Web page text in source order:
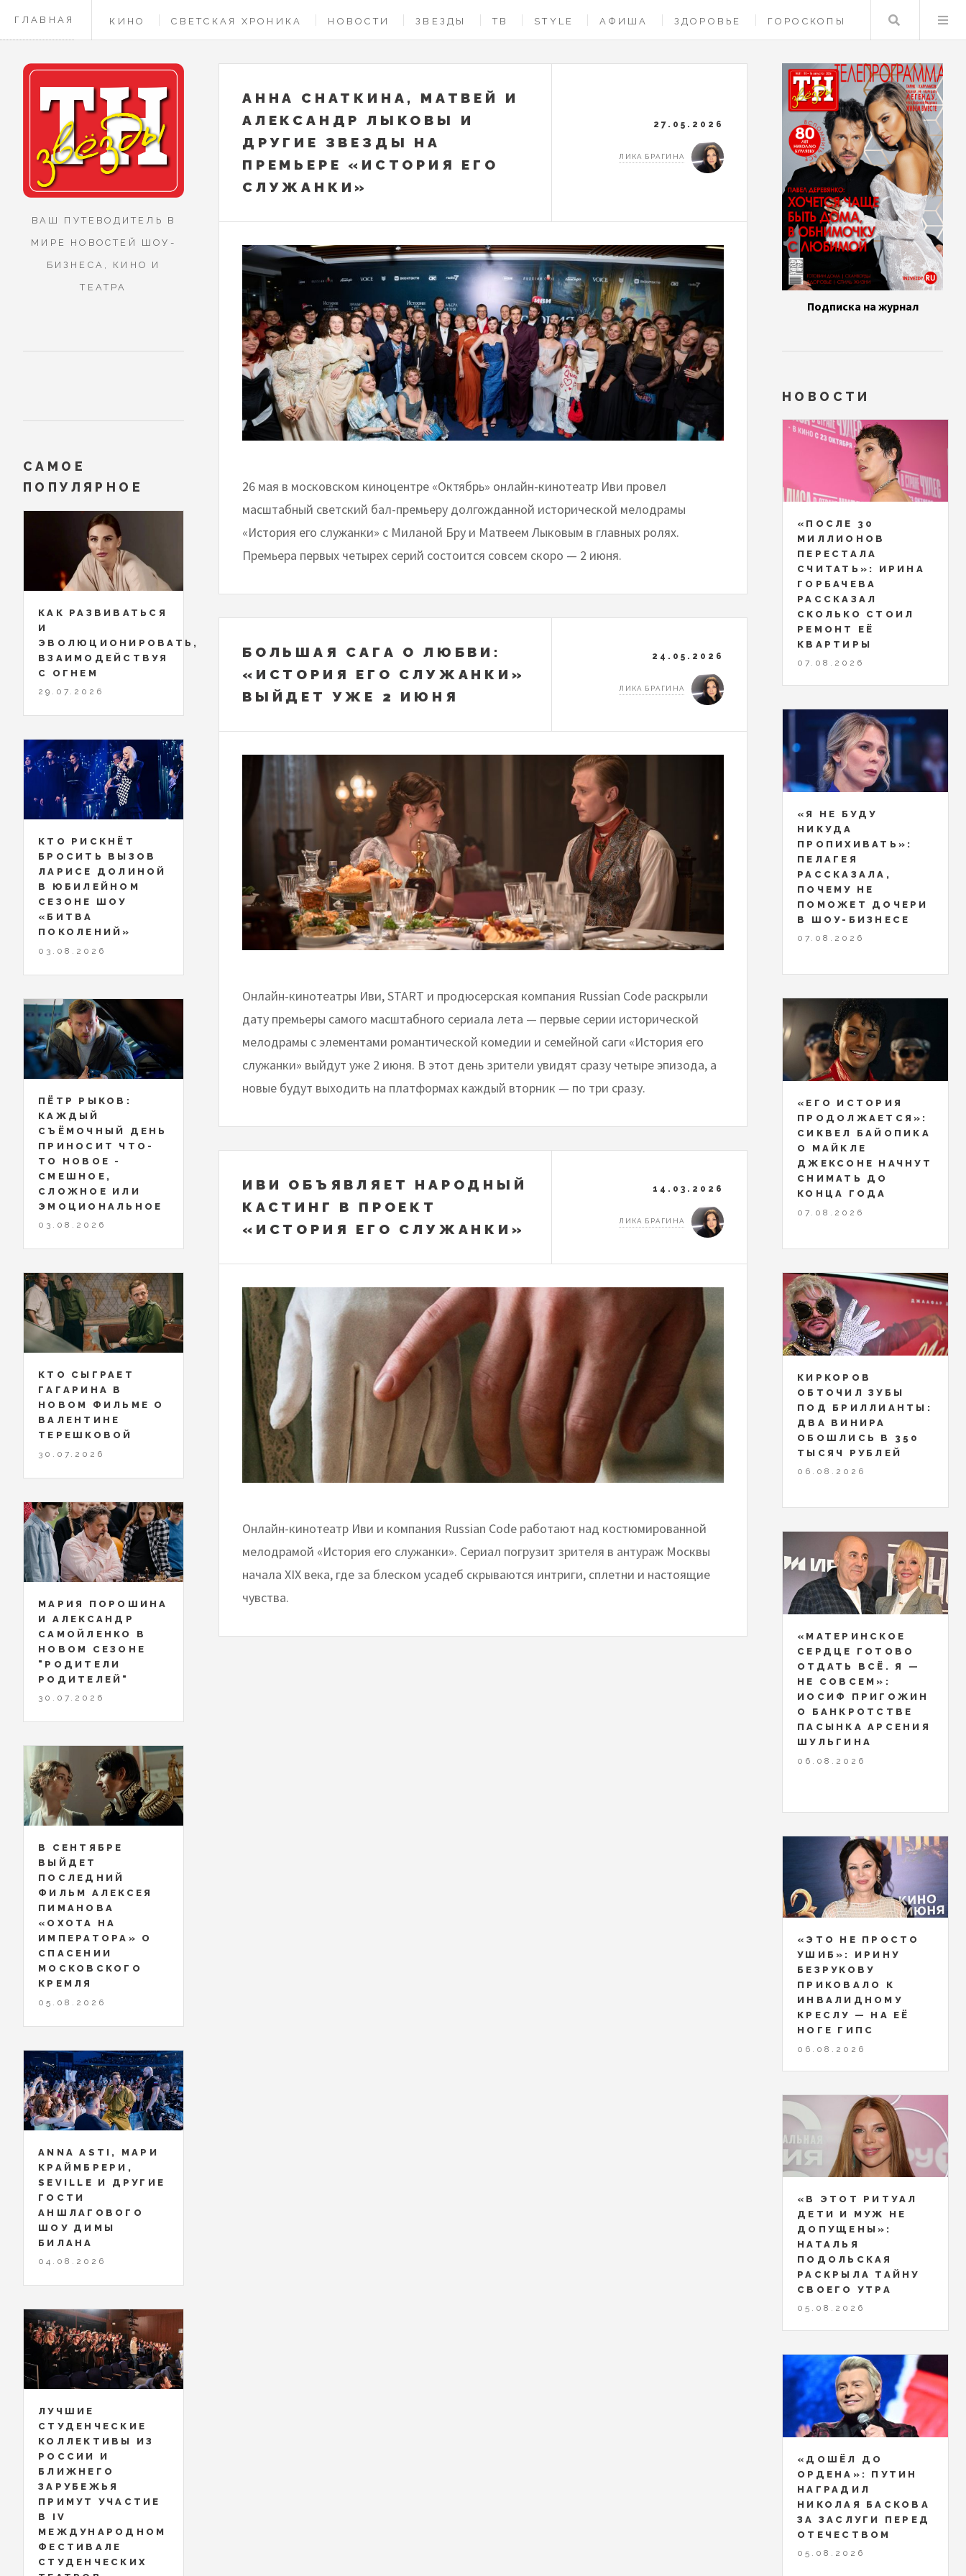
ГЛАВНАЯ КИНО СВЕТСКАЯ ХРОНИКА НОВОСТИ ЗВЕЗДЫ ТВ STYLE АФИША ЗДОРОВЬЕ ГОРОСКОПЫ
КОНТАКТЫ
Поиск
АННА СНАТКИНА, МАТВЕЙ И
АЛЕКСАНДР ЛЫКОВЫ И
ДРУГИЕ ЗВЕЗДЫ НА
ПРЕМЬЕРЕ «ИСТОРИЯ ЕГО
СЛУЖАНКИ»
27.05.2026
ЛИКА БРАГИНА
26 мая в московском киноцентре «Октябрь» онлайн-кинотеатр Иви провел
масштабный светский бал-премьеру долгожданной исторической мелодрамы
«История его служанки» с Миланой Бру и Матвеем Лыковым в главных ролях.
Премьера первых четырех серий состоится совсем скоро — 2 июня.
БОЛЬШАЯ САГА О ЛЮБВИ:
«ИСТОРИЯ ЕГО СЛУЖАНКИ»
ВЫЙДЕТ УЖЕ 2 ИЮНЯ
24.05.2026
ЛИКА БРАГИНА
Онлайн-кинотеатры Иви, START и продюсерская компания Russian Code раскрыли
дату премьеры самого масштабного сериала лета — первые серии исторической
мелодрамы с элементами романтической комедии и семейной саги «История его
служанки» выйдут уже 2 июня. В этот день зрители увидят сразу четыре эпизода, а
новые будут выходить на платформах каждый вторник — по три сразу.
ИВИ ОБЪЯВЛЯЕТ НАРОДНЫЙ
КАСТИНГ В ПРОЕКТ
«ИСТОРИЯ ЕГО СЛУЖАНКИ»
14.03.2026
ЛИКА БРАГИНА
Онлайн-кинотеатр Иви и компания Russian Code работают над костюмированной
мелодрамой «История его служанки». Сериал погрузит зрителя в антураж Москвы
начала XIX века, где за блеском усадеб скрываются интриги, сплетни и настоящие
чувства.
ВАШ ПУТЕВОДИТЕЛЬ В
МИРЕ НОВОСТЕЙ ШОУ-
БИЗНЕСА, КИНО И
ТЕАТРА
САМОЕ
ПОПУЛЯРНОЕ
КАК РАЗВИВАТЬСЯ
И
ЭВОЛЮЦИОНИРОВАТЬ,
ВЗАИМОДЕЙСТВУЯ
С ОГНЕМ
29.07.2026
КТО РИСКНЁТ
БРОСИТЬ ВЫЗОВ
ЛАРИСЕ ДОЛИНОЙ
В ЮБИЛЕЙНОМ
СЕЗОНЕ ШОУ
«БИТВА
ПОКОЛЕНИЙ»
03.08.2026
ПЁТР РЫКОВ:
КАЖДЫЙ
СЪЁМОЧНЫЙ ДЕНЬ
ПРИНОСИТ ЧТО-
ТО НОВОЕ -
СМЕШНОЕ,
СЛОЖНОЕ ИЛИ
ЭМОЦИОНАЛЬНОЕ
03.08.2026
КТО СЫГРАЕТ
ГАГАРИНА В
НОВОМ ФИЛЬМЕ О
ВАЛЕНТИНЕ
ТЕРЕШКОВОЙ
30.07.2026
МАРИЯ ПОРОШИНА
И АЛЕКСАНДР
САМОЙЛЕНКО В
НОВОМ СЕЗОНЕ
"РОДИТЕЛИ
РОДИТЕЛЕЙ"
30.07.2026
В СЕНТЯБРЕ
ВЫЙДЕТ
ПОСЛЕДНИЙ
ФИЛЬМ АЛЕКСЕЯ
ПИМАНОВА
«ОХОТА НА
ИМПЕРАТОРА» О
СПАСЕНИИ
МОСКОВСКОГО
КРЕМЛЯ
05.08.2026
ANNA ASTI, МАРИ
КРАЙМБРЕРИ,
SEVILLE И ДРУГИЕ
ГОСТИ
АНШЛАГОВОГО
ШОУ ДИМЫ
БИЛАНА
04.08.2026
ЛУЧШИЕ
СТУДЕНЧЕСКИЕ
КОЛЛЕКТИВЫ ИЗ
РОССИИ И
БЛИЖНЕГО
ЗАРУБЕЖЬЯ
ПРИМУТ УЧАСТИЕ
В IV
МЕЖДУНАРОДНОМ
ФЕСТИВАЛЕ
СТУДЕНЧЕСКИХ
Подписка на журнал
НОВОСТИ
«ПОСЛЕ 30
МИЛЛИОНОВ
ПЕРЕСТАЛА
СЧИТАТЬ»: ИРИНА
ГОРБАЧЕВА
РАССКАЗАЛ
СКОЛЬКО СТОИЛ
РЕМОНТ ЕЁ
КВАРТИРЫ
07.08.2026
«Я НЕ БУДУ
НИКУДА
ПРОПИХИВАТЬ»:
ПЕЛАГЕЯ
РАССКАЗАЛА,
ПОЧЕМУ НЕ
ПОМОЖЕТ ДОЧЕРИ
В ШОУ-БИЗНЕСЕ
07.08.2026
«ЕГО ИСТОРИЯ
ПРОДОЛЖАЕТСЯ»:
СИКВЕЛ БАЙОПИКА
О МАЙКЛЕ
ДЖЕКСОНЕ НАЧНУТ
СНИМАТЬ ДО
КОНЦА ГОДА
07.08.2026
КИРКОРОВ
ОБТОЧИЛ ЗУБЫ
ПОД БРИЛЛИАНТЫ:
ДВА ВИНИРА
ОБОШЛИСЬ В 350
ТЫСЯЧ РУБЛЕЙ
06.08.2026
«МАТЕРИНСКОЕ
СЕРДЦЕ ГОТОВО
ОТДАТЬ ВСЁ. Я —
НЕ СОВСЕМ»:
ИОСИФ ПРИГОЖИН
О БАНКРОТСТВЕ
ПАСЫНКА АРСЕНИЯ
ШУЛЬГИНА
06.08.2026
«ЭТО НЕ ПРОСТО
УШИБ»: ИРИНУ
БЕЗРУКОВУ
ПРИКОВАЛО К
ИНВАЛИДНОМУ
КРЕСЛУ — НА ЕЁ
НОГЕ ГИПС
06.08.2026
«В ЭТОТ РИТУАЛ
ДЕТИ И МУЖ НЕ
ДОПУЩЕНЫ»:
НАТАЛЬЯ
ПОДОЛЬСКАЯ
РАСКРЫЛА ТАЙНУ
СВОЕГО УТРА
05.08.2026
«ДОШЁЛ ДО
ОРДЕНА»: ПУТИН
НАГРАДИЛ
НИКОЛАЯ БАСКОВА
ЗА ЗАСЛУГИ ПЕРЕД
ОТЕЧЕСТВОМ
05.08.2026